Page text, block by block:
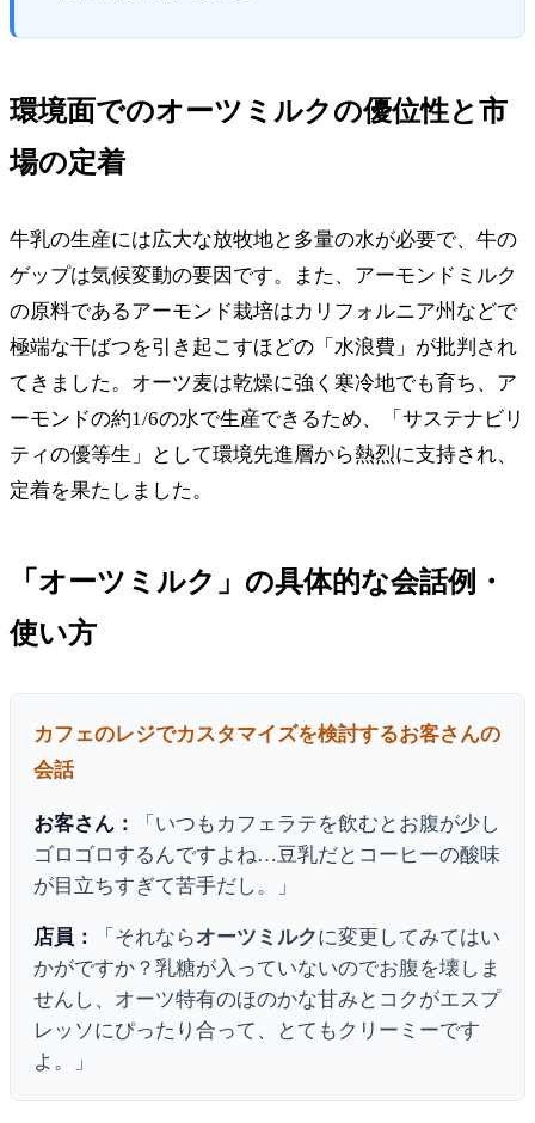
環境面でのオーツミルクの優位性と市
場の定着
牛乳の生産には広大な放牧地と多量の水が必要で、牛の
ゲップは気候変動の要因です。また、アーモンドミルク
の原料であるアーモンド栽培はカリフォルニア州などで
極端な干ばつを引き起こすほどの「水浪費」が批判され
てきました。オーツ麦は乾燥に強く寒冷地でも育ち、ア
ーモンドの約1/6の水で生産できるため、「サステナビリ
ティの優等生」として環境先進層から熱烈に支持され、
定着を果たしました。
「オーツミルク」の具体的な会話例・
使い方
カフェのレジでカスタマイズを検討するお客さんの
会話
お客さん：
「いつもカフェラテを飲むとお腹が少し
ゴロゴロするんですよね…豆乳だとコーヒーの酸味
が目立ちすぎて苦手だし。」
店員： 「それならオーツミルクに変更してみてはい
かがですか？乳糖が入っていないのでお腹を壊しま
せんし、オーツ特有のほのかな甘みとコクがエスプ
レッソにぴったり合って、とてもクリーミーです
よ。」